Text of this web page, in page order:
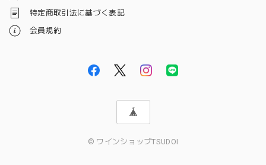
特定商取引法に基づく表記
会員規約
© ワインショップTSUDOI